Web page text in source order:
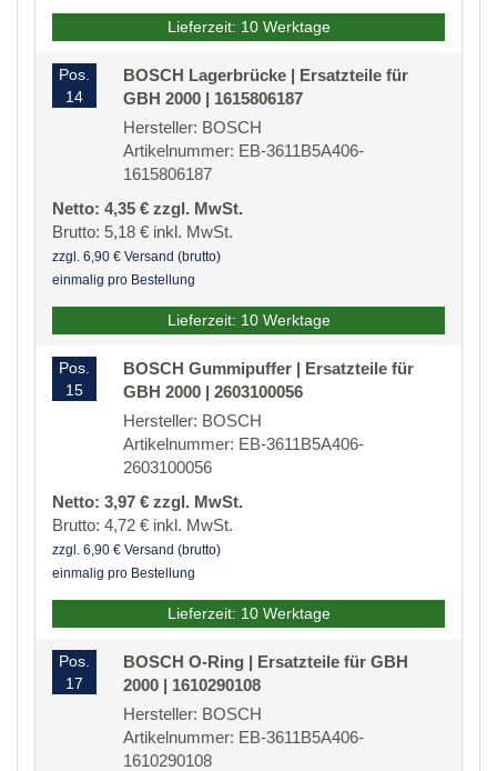
Lieferzeit: 10 Werktage
Pos.
14
BOSCH Lagerbrücke | Ersatzteile für
GBH 2000 | 1615806187
Hersteller: BOSCH
Artikelnummer: EB-3611B5A406-
1615806187
Netto: 4,35 € zzgl. MwSt.
Brutto: 5,18 € inkl. MwSt.
zzgl. 6,90 € Versand (brutto)
einmalig pro Bestellung
Lieferzeit: 10 Werktage
Pos.
15
BOSCH Gummipuffer | Ersatzteile für
GBH 2000 | 2603100056
Hersteller: BOSCH
Artikelnummer: EB-3611B5A406-
2603100056
Netto: 3,97 € zzgl. MwSt.
Brutto: 4,72 € inkl. MwSt.
zzgl. 6,90 € Versand (brutto)
einmalig pro Bestellung
Lieferzeit: 10 Werktage
Pos.
17
BOSCH O-Ring | Ersatzteile für GBH
2000 | 1610290108
Hersteller: BOSCH
Artikelnummer: EB-3611B5A406-
1610290108